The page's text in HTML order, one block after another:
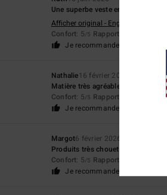
Une superbe veste en polaire,
Afficher original - English
Confort: 5/5 Rapport qualité / prix
Je recommande ce produit
Nathalie16 février 2026
Matière très agréable, prendre pile
Confort: 5/5 Rapport qualité / prix
Je recommande ce produit
Margot6 février 2026
Produits très chouette !
Confort: 5/5 Rapport qualité / prix
Je recommande ce produit